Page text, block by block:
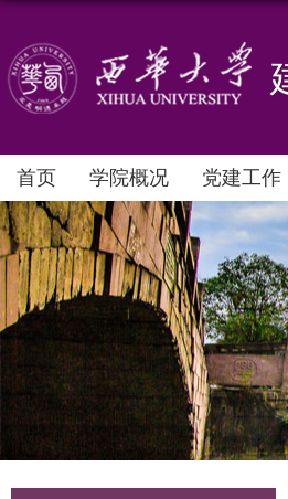
首页 学院概况 党建工作